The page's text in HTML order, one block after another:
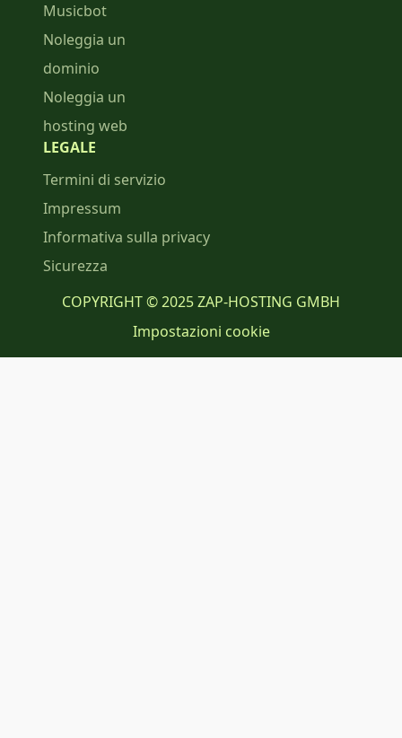
Musicbot
Noleggia un
dominio
Noleggia un
hosting web
LEGALE
Termini di servizio
Impressum
Informativa sulla privacy
Sicurezza
COPYRIGHT © 2025 ZAP-HOSTING GMBH
Impostazioni cookie